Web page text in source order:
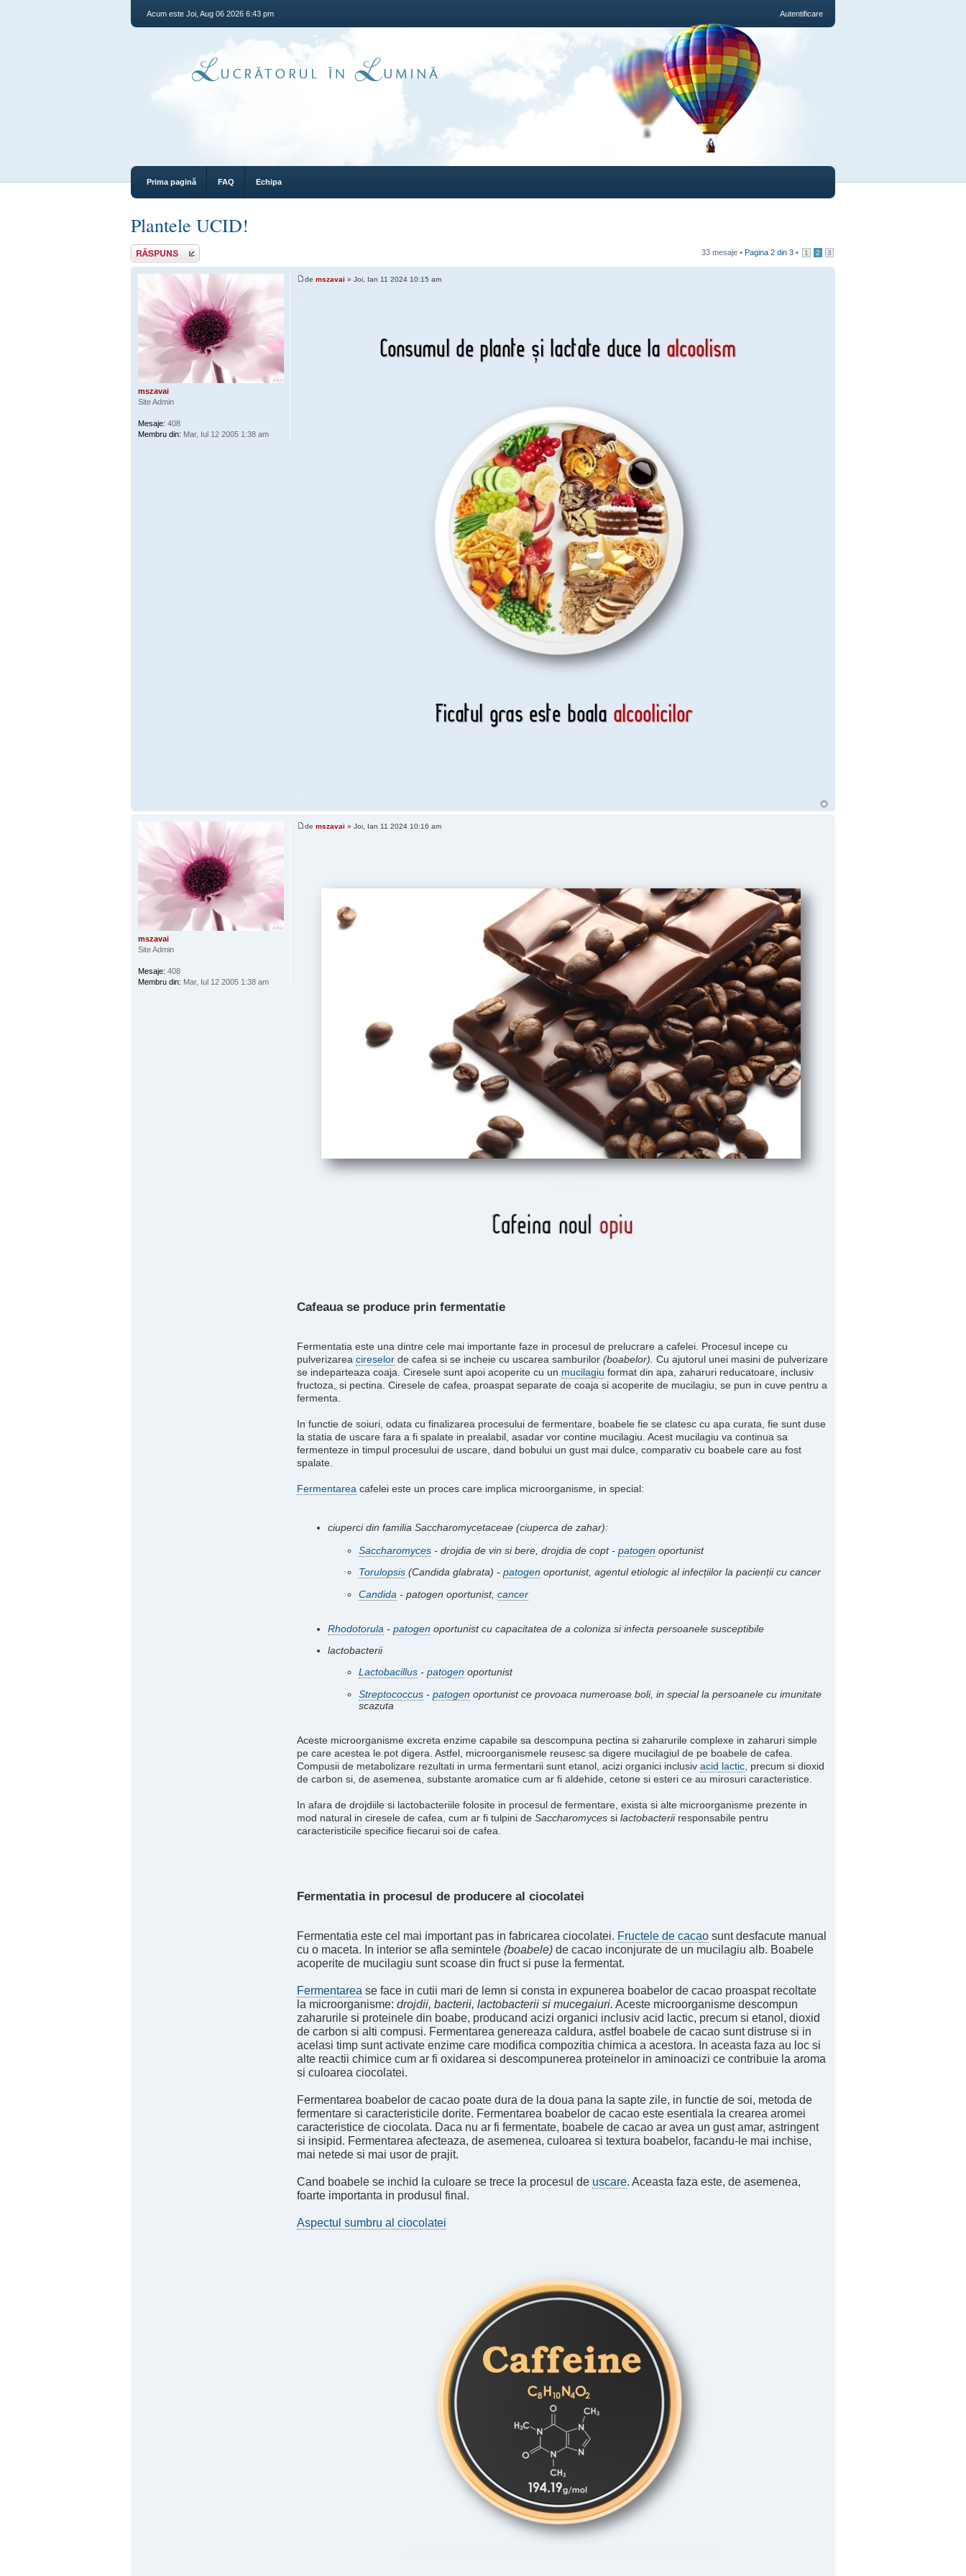
Acum este Joi, Aug 06 2026 6:43 pm Autentificare
Prima pagină FAQ Echipa
Plantele UCID!
Răspunde 33 mesaje • Pagina 2 din 3 • 1 2 3
de mszavai » Joi, Ian 11 2024 10:15 am
mszavai
Site Admin
Mesaje: 408
Membru din: Mar, Iul 12 2005 1:38 am
de mszavai » Joi, Ian 11 2024 10:16 am
Cafeaua se produce prin fermentatie
Fermentatia este una dintre cele mai importante faze in procesul de prelucrare a cafelei. Procesul incepe cu
pulverizarea cireselorde cafea si se incheie cu uscarea samburilor (boabelor). Cu ajutorul unei masini de pulverizare
se indeparteaza coaja. Ciresele sunt apoi acoperite cu un mucilagiu format din apa, zaharuri reducatoare, inclusiv
fructoza, si pectina. Ciresele de cafea, proaspat separate de coaja si acoperite de mucilagiu, se pun in cuve pentru a
fermenta.
In functie de soiuri, odata cu finalizarea procesului de fermentare, boabele fie se clatesc cu apa curata, fie sunt duse
la statia de uscare fara a fi spalate in prealabil, asadar vor contine mucilagiu. Acest mucilagiu va continua sa
fermenteze in timpul procesului de uscare, dand bobului un gust mai dulce, comparativ cu boabele care au fost
spalate.
Fermentarea cafelei este un proces care implica microorganisme, in special:
ciuperci din familia Saccharomycetaceae (ciuperca de zahar):
Saccharomyces- drojdia de vin si bere, drojdia de copt - patogen oportunist
Torulopsis(Candida glabrata) - patogen oportunist, agentul etiologic al infecțiilor la pacienții cu cancer
Candida - patogen oportunist, cancer
Rhodotorula - patogen oportunist cu capacitatea de a coloniza si infecta persoanele susceptibile
lactobacterii
Lactobacillus- patogen oportunist
Streptococcus- patogen oportunist ce provoaca numeroase boli, in special la persoanele cu imunitate
scazuta
Aceste microorganisme excreta enzime capabile sa descompuna pectina si zaharurile complexe in zaharuri simple
pe care acestea le pot digera. Astfel, microorganismele reusesc sa digere mucilagiul de pe boabele de cafea.
Compusii de metabolizare rezultati in urma fermentarii sunt etanol, acizi organici inclusiv acid lactic, precum si dioxid
de carbon si, de asemenea, substante aromatice cum ar fi aldehide, cetone si esteri ce au mirosuri caracteristice.
In afara de drojdiile si lactobacteriile folosite in procesul de fermentare, exista si alte microorganisme prezente in
mod natural in ciresele de cafea, cum ar fi tulpini de Saccharomycessi lactobacteriiresponsabile pentru
caracteristicile specifice fiecarui soi de cafea.
Fermentatia in procesul de producere al ciocolatei
Fermentatia este cel mai important pas in fabricarea ciocolatei. Fructele de cacaosunt desfacute manual
cu o maceta. In interior se afla semintele (boabele)de cacao inconjurate de un mucilagiu alb. Boabele
acoperite de mucilagiu sunt scoase din fruct si puse la fermentat.
Fermentarea se face in cutii mari de lemn si consta in expunerea boabelor de cacao proaspat recoltate
la microorganisme: drojdii, bacterii, lactobacterii si mucegaiuri. Aceste microorganisme descompun
zaharurile si proteinele din boabe, producand acizi organici inclusiv acid lactic, precum si etanol, dioxid
de carbon si alti compusi. Fermentarea genereaza caldura, astfel boabele de cacao sunt distruse si in
acelasi timp sunt activate enzime care modifica compozitia chimica a acestora. In aceasta faza au loc si
alte reactii chimice cum ar fi oxidarea si descompunerea proteinelor in aminoacizi ce contribuie la aroma
si culoarea ciocolatei.
Fermentarea boabelor de cacao poate dura de la doua pana la sapte zile, in functie de soi, metoda de
fermentare si caracteristicile dorite. Fermentarea boabelor de cacao este esentiala la crearea aromei
caracteristice de ciocolata. Daca nu ar fi fermentate, boabele de cacao ar avea un gust amar, astringent
si insipid. Fermentarea afecteaza, de asemenea, culoarea si textura boabelor, facandu-le mai inchise,
mai netede si mai usor de prajit.
Cand boabele se inchid la culoare se trece la procesul de uscare. Aceasta faza este, de asemenea,
foarte importanta in produsul final.
Aspectul sumbru al ciocolatei
mszavai
Site Admin
Mesaje: 408
Membru din: Mar, Iul 12 2005 1:38 am